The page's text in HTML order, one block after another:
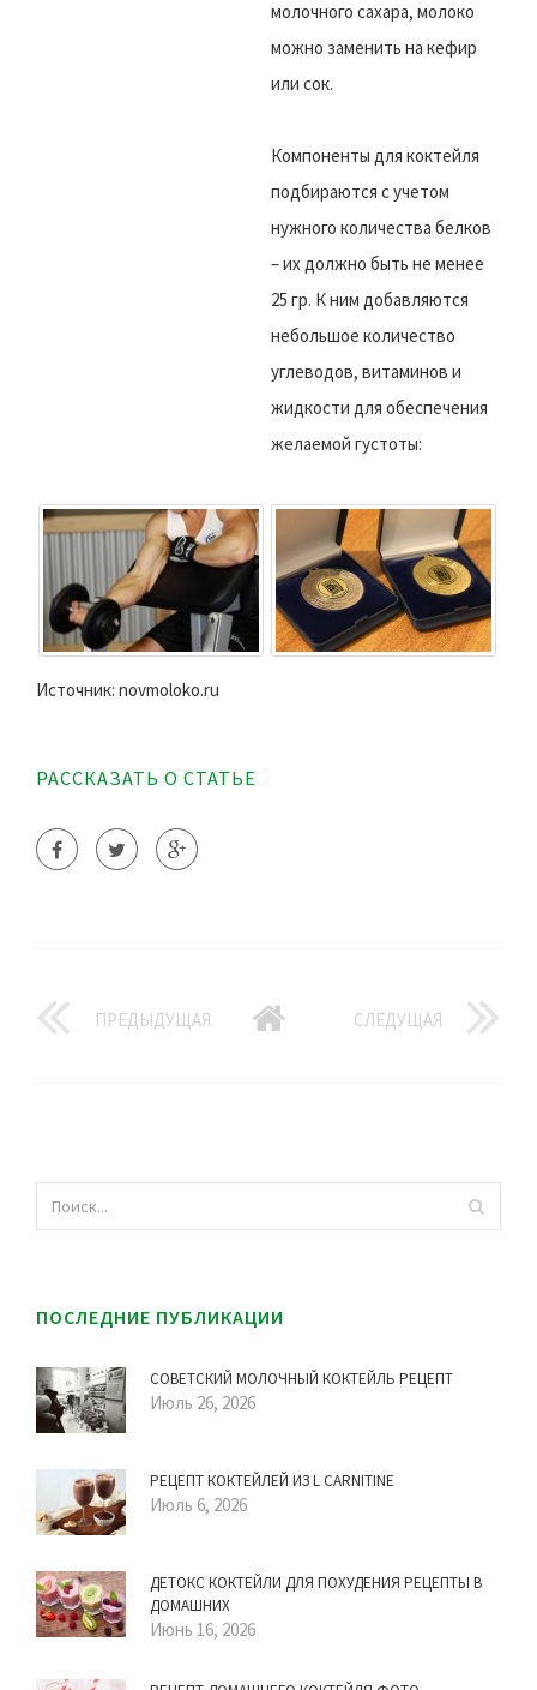
молочного сахара, молоко
можно заменить на кефир
или сок.
Компоненты для коктейля
подбираются с учетом
нужного количества белков
– их должно быть не менее
25 гр. К ним добавляются
небольшое количество
углеводов, витаминов и
жидкости для обеспечения
желаемой густоты:
Источник: novmoloko.ru
РАССКАЗАТЬ О СТАТЬЕ
ПРЕДЫДУЩАЯ СЛЕДУЩАЯ
ПОСЛЕДНИЕ ПУБЛИКАЦИИ
СОВЕТСКИЙ МОЛОЧНЫЙ КОКТЕЙЛЬ РЕЦЕПТ
Июль 26, 2026
РЕЦЕПТ КОКТЕЙЛЕЙ ИЗ L CARNITINE
Июль 6, 2026
ДЕТОКС КОКТЕЙЛИ ДЛЯ ПОХУДЕНИЯ РЕЦЕПТЫ В
ДОМАШНИХ
Июнь 16, 2026